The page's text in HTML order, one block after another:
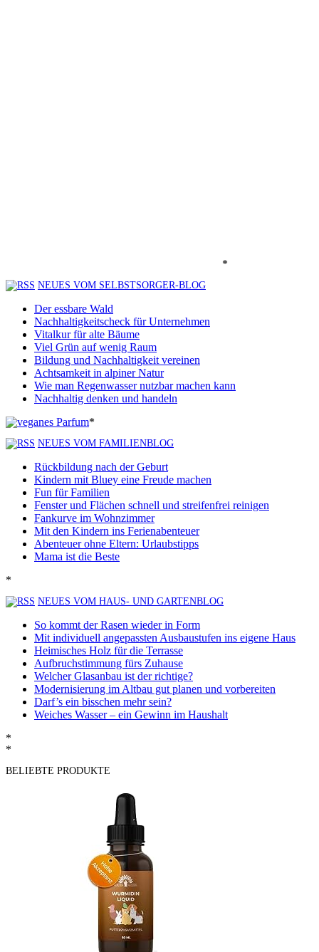
*
NEUES VOM SELBSTSORGER-BLOG
Der essbare Wald
Nachhaltigkeitscheck für Unternehmen
Vitalkur für alte Bäume
Viel Grün auf wenig Raum
Bildung und Nachhaltigkeit vereinen
Achtsamkeit in alpiner Natur
Wie man Regenwasser nutzbar machen kann
Nachhaltig denken und handeln
*
NEUES VOM FAMILIENBLOG
Rückbildung nach der Geburt
Kindern mit Bluey eine Freude machen
Fun für Familien
Fenster und Flächen schnell und streifenfrei reinigen
Fankurve im Wohnzimmer
Mit den Kindern ins Ferienabenteuer
Abenteuer ohne Eltern: Urlaubstipps
Mama ist die Beste
*
NEUES VOM HAUS- UND GARTENBLOG
So kommt der Rasen wieder in Form
Mit individuell angepassten Ausbaustufen ins eigene Haus
Heimisches Holz für die Terrasse
Aufbruchstimmung fürs Zuhause
Welcher Glasanbau ist der richtige?
Modernisierung im Altbau gut planen und vorbereiten
Darf’s ein bisschen mehr sein?
Weiches Wasser – ein Gewinn im Haushalt
*
*
BELIEBTE PRODUKTE